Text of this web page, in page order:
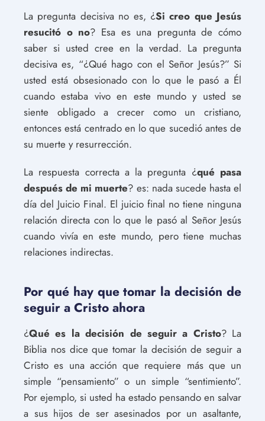
La pregunta decisiva no es, ¿Si creo que Jesús
resucitó o no? Esa es una pregunta de cómo
saber si usted cree en la verdad. La pregunta
decisiva es, “¿Qué hago con el Señor Jesús?” Si
usted está obsesionado con lo que le pasó a Él
cuando estaba vivo en este mundo y usted se
siente obligado a crecer como un cristiano,
entonces está centrado en lo que sucedió antes de
su muerte y resurrección.
La respuesta correcta a la pregunta ¿qué pasa
después de mi muerte? es: nada sucede hasta el
día del Juicio Final. El juicio final no tiene ninguna
relación directa con lo que le pasó al Señor Jesús
cuando vivía en este mundo, pero tiene muchas
relaciones indirectas.
Por qué hay que tomar la decisión de
seguir a Cristo ahora
¿Qué es la decisión de seguir a Cristo? La
Biblia nos dice que tomar la decisión de seguir a
Cristo es una acción que requiere más que un
simple “pensamiento” o un simple “sentimiento”.
Por ejemplo, si usted ha estado pensando en salvar
a sus hijos de ser asesinados por un asaltante,